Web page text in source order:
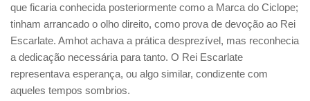
que ficaria conhecida posteriormente como a Marca do Ciclope;
tinham arrancado o olho direito, como prova de devoção ao Rei
Escarlate. Amhot achava a prática desprezível, mas reconhecia
a dedicação necessária para tanto. O Rei Escarlate
representava esperança, ou algo similar, condizente com
aqueles tempos sombrios.